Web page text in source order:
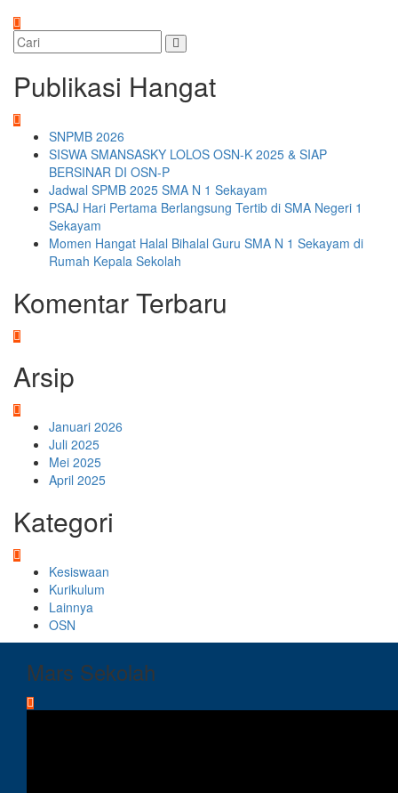
Publikasi Hangat
SNPMB 2026
SISWA SMANSASKY LOLOS OSN-K 2025 & SIAP
BERSINAR DI OSN-P
Jadwal SPMB 2025 SMA N 1 Sekayam
PSAJ Hari Pertama Berlangsung Tertib di SMA Negeri 1
Sekayam
Momen Hangat Halal Bihalal Guru SMA N 1 Sekayam di
Rumah Kepala Sekolah
Komentar Terbaru
Arsip
Januari 2026
Juli 2025
Mei 2025
April 2025
Kategori
Kesiswaan
Kurikulum
Lainnya
OSN
Mars Sekolah